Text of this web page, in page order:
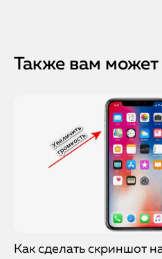
Также вам может
Как сделать скриншот